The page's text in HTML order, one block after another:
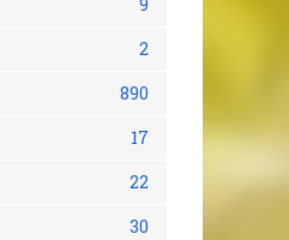
2
890
17
22
30